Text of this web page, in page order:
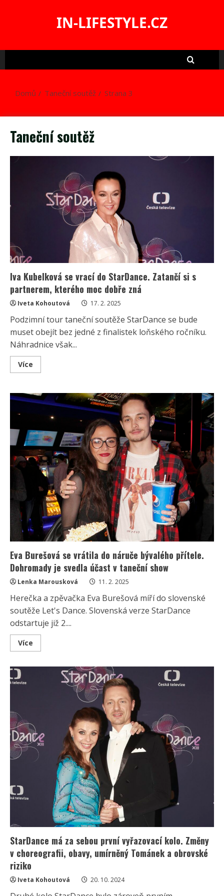
IN-LIFESTYLE.CZ
Domů Taneční soutěž Strana 3
Taneční soutěž
Iva Kubelková se vrací do StarDance. Zatančí si s
partnerem, kterého moc dobře zná
Iveta Kohoutová 17. 2. 2025
Podzimní tour taneční soutěže StarDance se bude
muset obejít bez jedné z finalistek loňského ročníku.
Náhradnice však...
Více
more
Kubelková
se
vrací
StarDance.
si
s
partnerem,
kterého
moc
dobře
zná
Eva Burešová se vrátila do náruče bývalého přítele.
Dohromady je svedla účast v taneční show
Lenka Marousková 11. 2. 2025
Herečka a zpěvačka Eva Burešová míří do slovenské
soutěže Let's Dance. Slovenská verze StarDance
odstartuje již 2....
Více
more
Burešová
Dohromady
je
svedla
účast
v
taneční
show
StarDance má za sebou první vyřazovací kolo. Změny
v choreografii, obavy, umírněný Tománek a obrovské
riziko
Iveta Kohoutová 20. 10. 2024